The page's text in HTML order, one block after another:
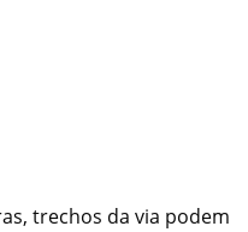
trechos da via podem